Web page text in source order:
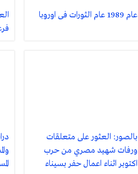
عام 1989 عام الثورات فى اوروبا
بالصور: العثور على متعلقات
ورفات شهيد مصري من حرب
اكتوبر اثناء اعمال حفر بسيناء